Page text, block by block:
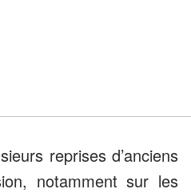
reprises d’anciens
notamment sur les